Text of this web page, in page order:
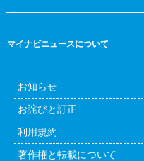
マイナビニュースについて
お知らせ
お詫びと訂正
利用規約
著作権と転載について